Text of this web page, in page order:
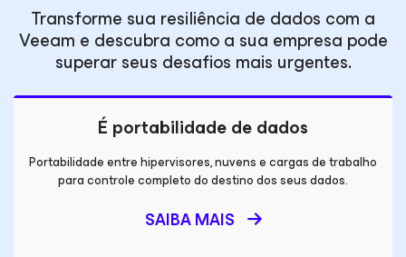
Transforme sua resiliência de dados com a
Veeam e descubra como a sua empresa pode
superar seus desafios mais urgentes.
É portabilidade de dados
Portabilidade entre hipervisores, nuvens e cargas de trabalho
para controle completo do destino dos seus dados.
SAIBA MAIS